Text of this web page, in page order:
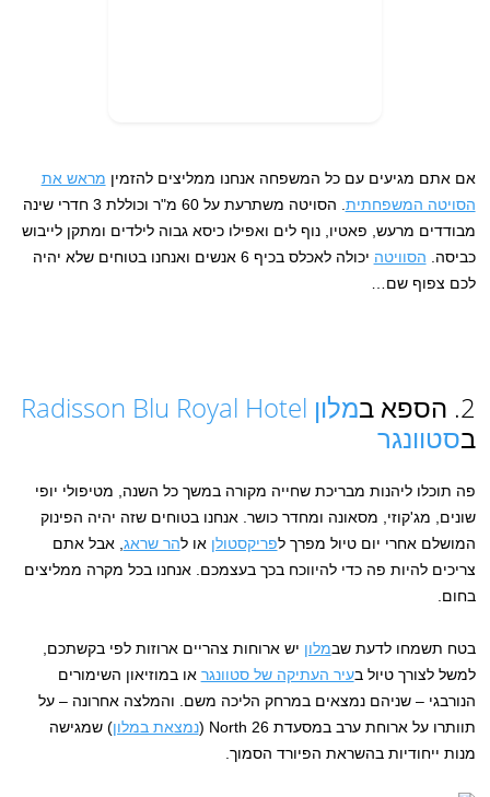
אם אתם מגיעים עם כל המשפחה אנחנו ממליצים להזמין מראש את
הסויטה המשפחתית
. הסויטה משתרעת על 60 מ"ר וכוללת 3 חדרי שינה
מבודדים מרעש, פאטיו, נוף לים ואפילו כיסא גבוה לילדים ומתקן לייבוש
כביסה. הסוויטה
יכולה לאכלס בכיף 6 אנשים ואנחנו בטוחים שלא יהיה
לכם צפוף שם…
2. הספא ב
מלון Radisson Blu Royal Hotel
בסטוונגר
פה תוכלו ליהנות מבריכת שחייה מקורה במשך כל השנה, מטיפולי יופי
שונים, מג'קוזי, מסאונה ומחדר כושר. אנחנו בטוחים שזה יהיה הפינוק
המושלם אחרי יום טיול מפרך לפריקסטולן או להר שראג, אבל אתם
צריכים להיות פה כדי להיווכח בכך בעצמכם. אנחנו בכל מקרה ממליצים
בחום.
בטח תשמחו לדעת שבמלון יש ארוחות צהריים ארוזות לפי בקשתכם,
למשל לצורך טיול בעיר העתיקה של סטוונגר או במוזיאון השימורים
הנורבגי – שניהם נמצאים במרחק הליכה משם. והמלצה אחרונה – על
תוותרו על ארוחת ערב במסעדת 26 North (
נמצאת במלון) שמגישה
מנות ייחודיות בהשראת הפיורד הסמוך.